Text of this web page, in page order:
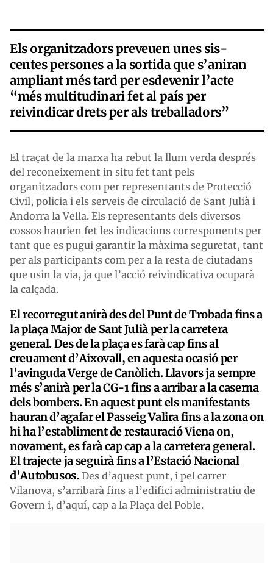
Els organitzadors preveuen unes sis-
centes persones a la sortida que s’aniran
ampliant més tard per esdevenir l’acte
“més multitudinari fet al país per
reivindicar drets per als treballadors”
El traçat de la marxa ha rebut la llum verda després
del reconeixement in situ fet tant pels
organitzadors com per representants de Protecció
Civil, policia i els serveis de circulació de Sant Julià i
Andorra la Vella. Els representants dels diversos
cossos haurien fet les indicacions corresponents per
tant que es pugui garantir la màxima seguretat, tant
per als participants com per a la resta de ciutadans
que usin la via, ja que l’acció reivindicativa ocuparà
la calçada.
El recorregut anirà des del Punt de Trobada fins a
la plaça Major de Sant Julià per la carretera
general. Des de la plaça es farà cap fins al
creuament d’Aixovall, en aquesta ocasió per
l’avinguda Verge de Canòlich. Llavors ja sempre
més s’anirà per la CG-1 fins a arribar a la caserna
dels bombers. En aquest punt els manifestants
hauran d’agafar el Passeig Valira fins a la zona on
hi ha l’establiment de restauració Viena on,
novament, es farà cap cap a la carretera general.
El trajecte ja seguirà fins a l’Estació Nacional
d’Autobusos.Des d’aquest punt, i pel carrer
Vilanova, s’arribarà fins a l’edifici administratiu de
Govern i, d’aquí, cap a la Plaça del Poble.